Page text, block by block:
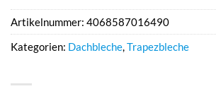
Artikelnummer: 4068587016490
Kategorien: Dachbleche,Trapezbleche